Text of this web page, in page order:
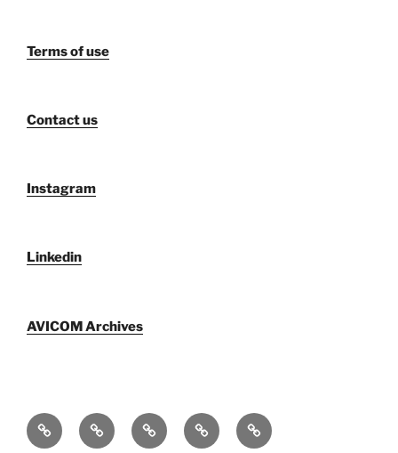
Terms of use
Contact us
Instagram
Linkedin
AVICOM Archives
Qui
sommes-
F@IMP
2.0
AVICOM
Archives
PublicationsAVICOM
Activities